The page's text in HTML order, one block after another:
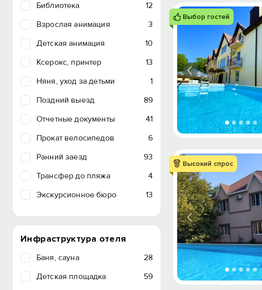
Библиотека
12
Взрослая анимация
3
Детская анимация
10
Ксерокс, принтер
13
Няня, уход за детьми
1
Поздний выезд
89
Отчетные документы
41
Прокат велосипедов
6
Ранний заезд
93
Трансфер до пляжа
4
Экскурсионное бюро
13
Инфраструктура отеля
Баня, сауна
28
Детская площадка
59
Выбор гостей
Высокий спрос